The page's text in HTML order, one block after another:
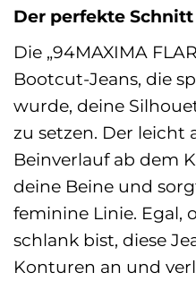
Der perfekte
Die „94MAXIMA
Bootcut-Jeans, die
wurde, deine
zu setzen. Der leicht
Beinverlauf ab dem
deine Beine und
feminine Linie. Egal,
schlank bist, diese
Konturen an und